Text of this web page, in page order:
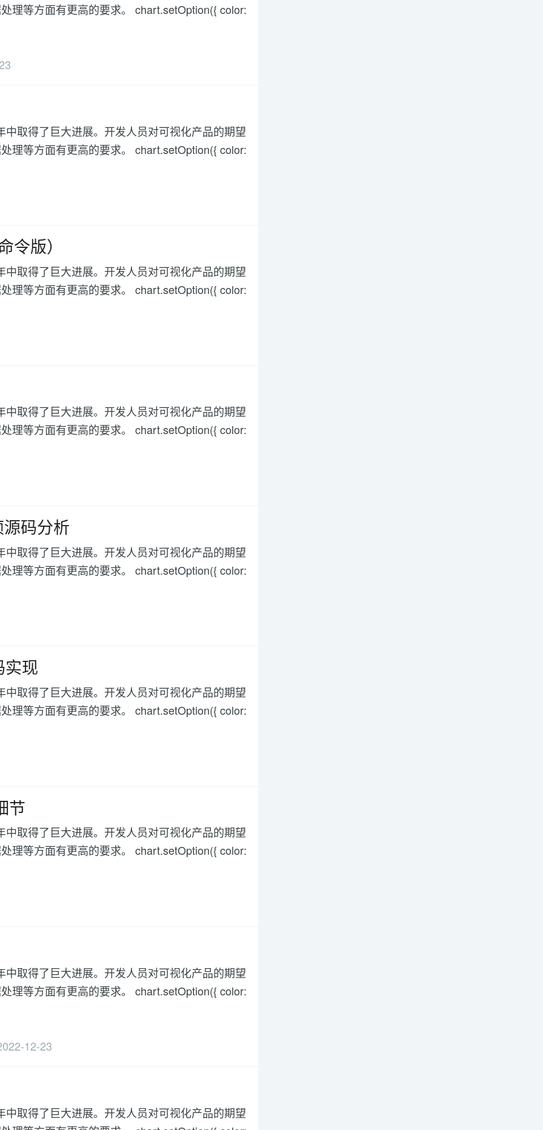
理等方面有更高的要求。 chart.setOption({ color:
取得了巨大进展。开发人员对可视化产品的期望
理等方面有更高的要求。 chart.setOption({ color:
版）
取得了巨大进展。开发人员对可视化产品的期望
理等方面有更高的要求。 chart.setOption({ color:
取得了巨大进展。开发人员对可视化产品的期望
理等方面有更高的要求。 chart.setOption({ color:
码分析
取得了巨大进展。开发人员对可视化产品的期望
理等方面有更高的要求。 chart.setOption({ color:
现
取得了巨大进展。开发人员对可视化产品的期望
理等方面有更高的要求。 chart.setOption({ color:
节
取得了巨大进展。开发人员对可视化产品的期望
理等方面有更高的要求。 chart.setOption({ color:
取得了巨大进展。开发人员对可视化产品的期望
理等方面有更高的要求。 chart.setOption({ color:
12-23
取得了巨大进展。开发人员对可视化产品的期望